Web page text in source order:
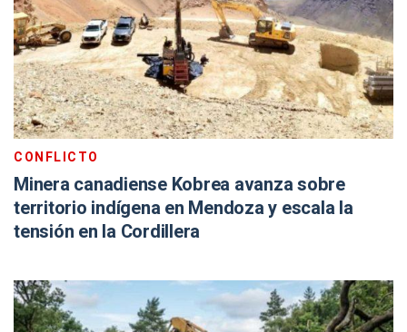
CONFLICTO
Minera canadiense Kobrea avanza sobre
territorio indígena en Mendoza y escala la
tensión en la Cordillera